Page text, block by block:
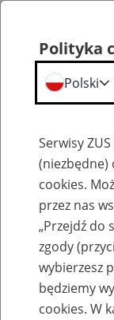
Polityka
Polski
Serwisy
(niezbędne)
cookies.
przez nas
„Przejdź do
zgody
wybierzesz
będziemy
cookies. W